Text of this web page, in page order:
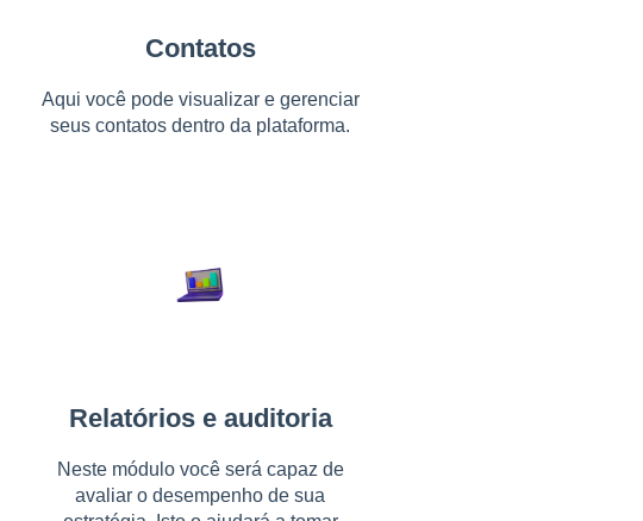
Contatos
Aqui você pode visualizar e gerenciar
seus contatos dentro da plataforma.
Relatórios e auditoria
Neste módulo você será capaz de
avaliar o desempenho de sua